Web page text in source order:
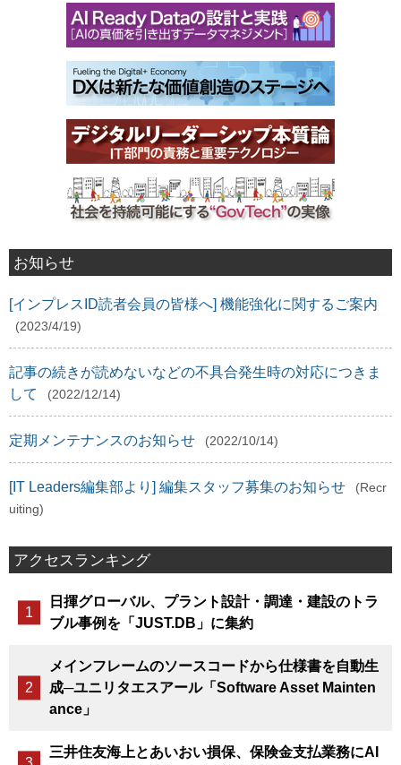
お知らせ
[インプレスID読者会員の皆様へ] 機能強化に関するご案内
(2023/4/19)
記事の続きが読めないなどの不具合発生時の対応につきま
して
(2022/12/14)
定期メンテナンスのお知らせ (2022/10/14)
[IT Leaders編集部より] 編集スタッフ募集のお知らせ
(Recr
uiting)
アクセスランキング
日揮グローバル、プラント設計・調達・建設のトラ
ブル事例を「JUST.DB」に集約
メインフレームのソースコードから仕様書を自動生
成─ユニリタエスアール「Software Asset Mainten
ance」
三井住友海上とあいおい損保、保険金支払業務にAI